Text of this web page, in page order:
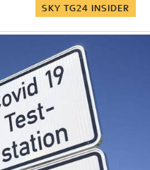
SKY TG24 INSIDER